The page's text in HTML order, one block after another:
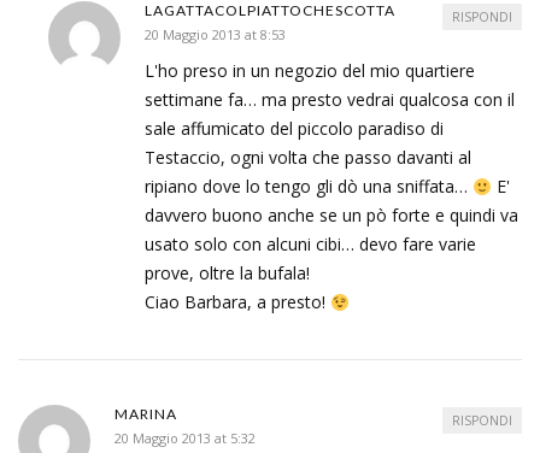
LAGATTACOLPIATTOCHESCOTTA
20 Maggio 2013 at 8:53
L'ho preso in un negozio del mio quartiere
settimane fa… ma presto vedrai qualcosa con il
sale affumicato del piccolo paradiso di
Testaccio, ogni volta che passo davanti al
ripiano dove lo tengo gli dò una sniffata…
E'
davvero buono anche se un pò forte e quindi va
usato solo con alcuni cibi… devo fare varie
prove, oltre la bufala!
Ciao Barbara, a presto!
RISPONDI
MARINA
20 Maggio 2013 at 5:32
RISPONDI